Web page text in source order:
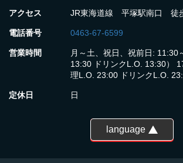
アクセス JR東海道線 平塚駅南口 徒
電話番号 0463-67-6599
営業時間
月～土、祝日、祝前日: 11:30
13:30 ドリンクL.O. 13:30）
理L.O. 23:00 ドリンクL.O.
定休日 日
language